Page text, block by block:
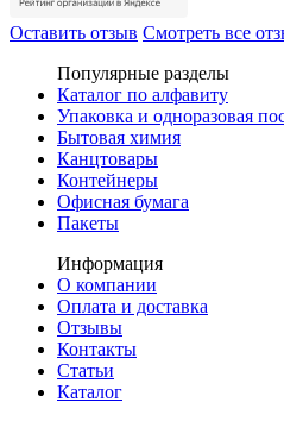
Оставить отзыв Смотреть все
Популярные разделы
Каталог по алфавиту
Упаковка и одноразовая
Бытовая химия
Канцтовары
Контейнеры
Офисная бумага
Пакеты
Информация
О компании
Оплата и доставка
Отзывы
Контакты
Статьи
Каталог